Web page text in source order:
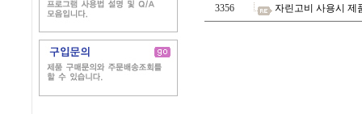
3356 자린고비 사용시 제